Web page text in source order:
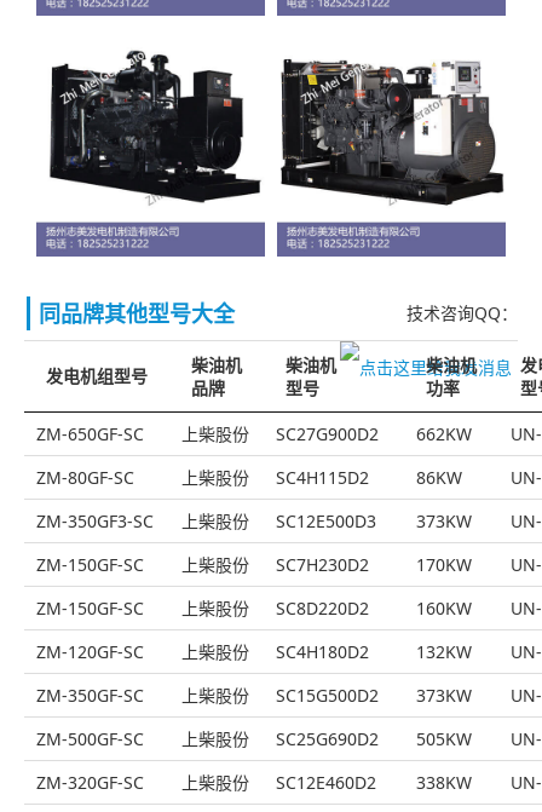
同品牌其他型号大全 技术咨询QQ：
发电机组型号
柴油机
品牌
柴油机
型号
柴油机
功率
发
型
ZM-650GF-SC
上柴股份 SC27G900D2 662KW
ZM-80GF-SC
上柴股份 SC4H115D2 86KW
ZM-350GF3-SC
上柴股份 SC12E500D3 373KW
ZM-150GF-SC
上柴股份 SC7H230D2 170KW
ZM-150GF-SC
上柴股份 SC8D220D2 160KW
ZM-120GF-SC
上柴股份 SC4H180D2 132KW
ZM-350GF-SC
上柴股份 SC15G500D2 373KW
ZM-500GF-SC
上柴股份 SC25G690D2 505KW
ZM-320GF-SC
上柴股份 SC12E460D2 338KW